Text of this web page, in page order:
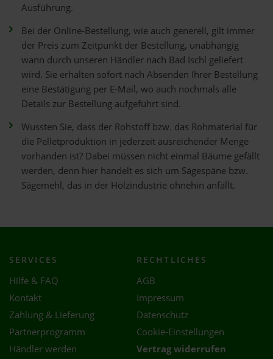
Ausführung.
Bei der Online-Bestellung, wie auch generell, gilt immer
der Preis zum Zeitpunkt der Bestellung, unabhängig
wann durch unseren Händler nach Bad Ischl geliefert
wird. Sie erhalten sofort nach Absenden Ihrer Bestellung
eine Bestätigung per E-Mail, wo auch nochmals alle
Details zur Bestellung aufgeführt sind.
Wussten Sie, dass der Rohstoff bzw. das Rohmaterial für
die Pelletproduktion in jederzeit ausreichender Menge
vorhanden ist? Dabei müssen nicht einmal Bäume gefällt
werden, denn hier handelt es sich um Sägespäne bzw.
Sägemehl, das in der Holzindustrie ohnehin anfällt.
SERVICES
Hilfe & FAQ
Kontakt
Zahlung & Lieferung
Partnerprogramm
Händler werden
RECHTLICHES
AGB
Impressum
Datenschutz
Cookie-Einstellungen
Vertrag widerrufen